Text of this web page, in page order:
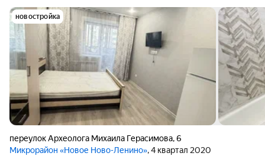
новостройка
переулок Археолога Михаила Герасимова,6
Микрорайон «Новое Ново-Ленино», 4 квартал 2020